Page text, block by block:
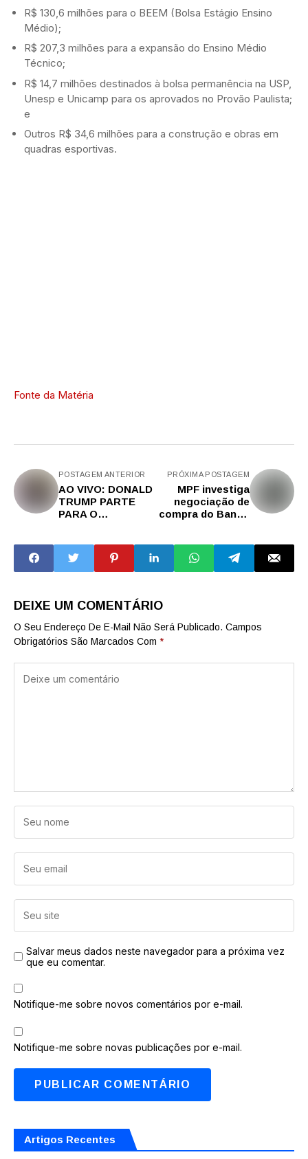
R$ 130,6 milhões para o BEEM (Bolsa Estágio Ensino
Médio);
R$ 207,3 milhões para a expansão do Ensino Médio
Técnico;
R$ 14,7 milhões destinados à bolsa permanência na USP,
Unesp e Unicamp para os aprovados no Provão Paulista;
e
Outros R$ 34,6 milhões para a construção e obras em
quadras esportivas.
Fonte da Matéria
POSTAGEM ANTERIOR
AO VIVO: DONALD
TRUMP PARTE
PARA O
ORDEM
EXECUTIVA E
PROMETE
PRÓXIMA POSTAGEM
MPF investiga
negociação de
compra do Banco
DEIXE UM COMENTÁRIO
O Seu Endereço De E-Mail Não Será Publicado. Campos
Obrigatórios São Marcados Com *
Salvar meus dados neste navegador para a próxima vez
que eu comentar.
Notifique-me sobre novos comentários por e-mail.
Notifique-me sobre novas publicações por e-mail.
Artigos Recentes